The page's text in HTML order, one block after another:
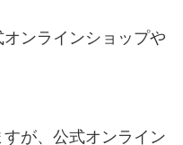
ンラインショップや
が、公式オンライン